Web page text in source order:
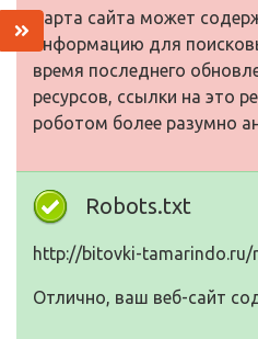
Карта сайта может
информацию для
время последнего
ресурсов, ссылки на это
роботом более разумно
Robots.txt
http://bitovki-
Отлично, ваш веб-сайт